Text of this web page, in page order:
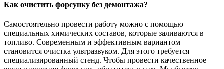
Как очистить форсунку без демонтажа?
Самостоятельно провести работу можно с помощью
специальных химических составов, которые заливаются в
топливо. Современным и эффективным вариантом
становится очистка ультразвуком. Для этого требуется
специализированный стенд. Чтобы провести качественное